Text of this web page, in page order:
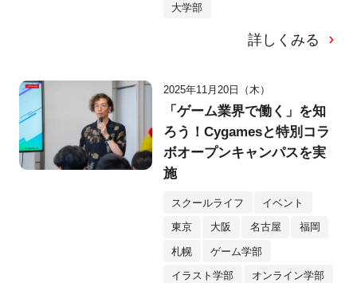
大学部
詳しくみる
2025年11月20日（木）
「ゲーム業界で働く」を知
ろう！Cygamesと特別コラ
ボオープンキャンパスを実
施
スクールライフ イベント
東京 大阪 名古屋 福岡
札幌 ゲーム学部
イラスト学部 オンライン学部